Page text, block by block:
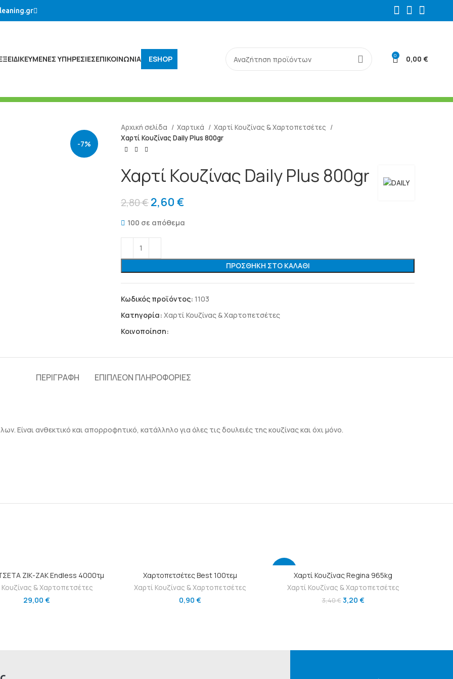
ΥΠΗΡΕΣΊΕΣΕΠΙΚΟΙΝΩΝΙΑ ESHOP 0 0,00€
-7%
Αρχική σελίδα Χαρτικά
Χαρτί Κουζίνας & Χαρτοπετσέτες
Χαρτί Κουζίνας Daily Plus 800gr
Χαρτί Κουζίνας Daily Plus 800gr
2,80€2,60 €
100 σε απόθεμα
ΠΡΟΣΘΉΚΗ ΣΤΟ ΚΑΛΆΘΙ
Κωδικός προϊόντος: 1103
Κατηγορία: Χαρτί Κουζίνας & Χαρτοπετσέτες
Κοινοποίηση:
ΠΕΡΙΓΡΑΦΉ ΕΠΙΠΛΈΟΝ ΠΛΗΡΟΦΟΡΊΕΣ
Είναι ανθεκτικό και απορροφητικό, κατάλληλο για όλες τις δουλειές της κουζίνας και όχι μόνο.
ΖΙΚ-ΖΑΚ Endless 4000τμ
Κουζίνας & Χαρτοπετσέτες
29,00 €
ΠΡΟΣΘΉΚΗ ΣΤΟ ΚΑΛΆΘΙ
Χαρτοπετσέτες Best 100τεμ
Χαρτί Κουζίνας & Χαρτοπετσέτες
0,90 €
ΠΡΟΣΘΉΚΗ ΣΤΟ ΚΑΛΆΘΙ
Χαρτί Κουζίνας Regina 965kg
Χαρτί Κουζίνας & Χαρτοπετσέτες
3,40€ 3,20 €